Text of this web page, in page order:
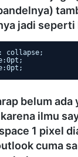
jadi
collapse;
belum ada
ilmu
1 pixel
cuma